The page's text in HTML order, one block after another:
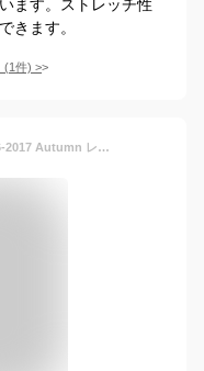
ます。ストレッチ性
きます。
(1件) >
【686】シックスエイトシックス2016-2017 Autumn レディースジャケット スノーボードウェア 3カラー XS-L